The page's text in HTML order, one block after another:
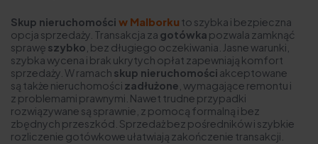
Skup nieruchomości w Malborku to szybka i bezpieczna
opcja sprzedaży. Transakcja za gotówka pozwala zamknąć
sprawę szybko , bez długiego oczekiwania. Jasne warunki,
szybka wycena i brak ukrytych opłat zapewniają komfort
sprzedaży. W ramach skup nieruchomości akceptowane
są także nieruchomości zadłużone , wymagające remontu i
z problemami prawnymi. Nawet trudne przypadki
rozwiązywane są sprawnie, z pomocą formalną i bez
zbędnych przeszkód. Sprzedaż bez pośredników i szybkie
rozliczenie gotówkowe ułatwiają zakończenie transakcji.